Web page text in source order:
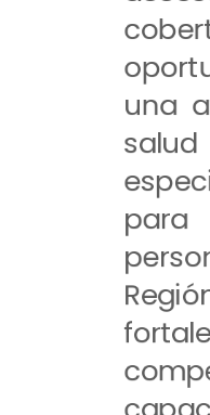
una
salud